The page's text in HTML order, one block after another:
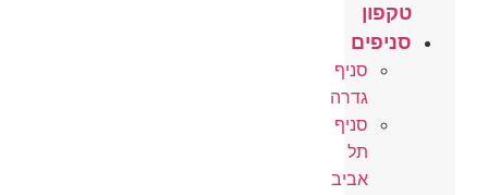
טקפון
סניפים
סניף
גדרה
סניף
תל
אביב